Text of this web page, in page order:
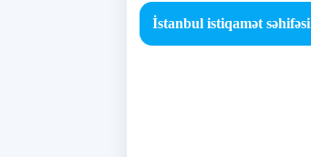
İstanbul istiqamət səhifəsi